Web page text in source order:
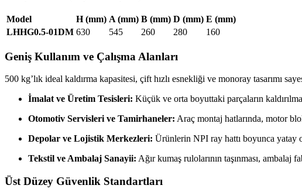
Model H (mm) A (mm) B (mm) D (mm) E (mm)
LHHG0.5-01DM 630 545 260 280 160
Geniş Kullanım ve Çalışma Alanları
500 kg’lık ideal kaldırma kapasitesi, çift hızlı esnekliği ve monoray tasarımı
İmalat ve Üretim Tesisleri: Küçük ve orta boyuttaki parçaların
Otomotiv Servisleri ve Tamirhaneler: Araç montaj hatlarında, motor
Depolar ve Lojistik Merkezleri: Ürünlerin NPI ray hattı boyunca yatay
Tekstil ve Ambalaj Sanayii: Ağır kumaş rulolarının taşınması, ambalaj
Üst Düzey Güvenlik Standartları